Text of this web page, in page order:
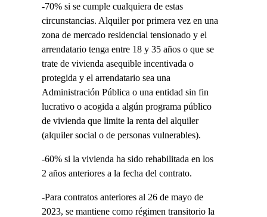
-70% si se cumple cualquiera de estas
circunstancias. Alquiler por primera vez en una
zona de mercado residencial tensionado y el
arrendatario tenga entre 18 y 35 años o que se
trate de vivienda asequible incentivada o
protegida y el arrendatario sea una
Administración Pública o una entidad sin fin
lucrativo o acogida a algún programa público
de vivienda que limite la renta del alquiler
(alquiler social o de personas vulnerables).
-60% si la vivienda ha sido rehabilitada en los
2 años anteriores a la fecha del contrato.
-Para contratos anteriores al 26 de mayo de
2023, se mantiene como régimen transitorio la